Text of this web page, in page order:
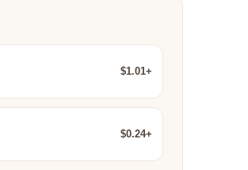
$1.01+
$0.24+